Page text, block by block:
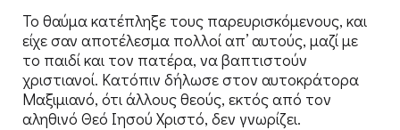
Το θαύμα κατέπληξε τους παρευρισκόμενους, και
είχε σαν αποτέλεσμα πολλοί απ’ αυτούς, μαζί με
το παιδί και τον πατέρα, να βαπτιστούν
χριστιανοί. Κατόπιν δήλωσε στον αυτοκράτορα
Μαξιμιανό, ότι άλλους θεούς, εκτός από τον
αληθινό Θεό Ιησού Χριστό, δεν γνωρίζει.